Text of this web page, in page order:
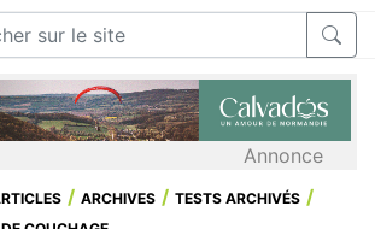
Annonce
ARCHIVES
TESTS ARCHIVÉS